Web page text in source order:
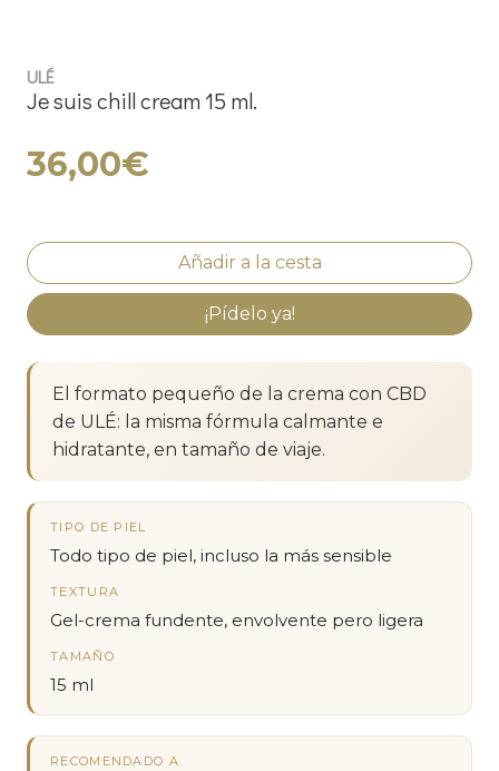
ULÉ
Je suis chill cream 15 ml.
36,00€
¡Pídelo ya!
El formato pequeño de la crema con CBD
de ULÉ: la misma fórmula calmante e
hidratante, en tamaño de viaje.
TIPO DE PIEL
Todo tipo de piel, incluso la más sensible
TEXTURA
Gel-crema fundente, envolvente pero ligera
TAMAÑO
15 ml
RECOMENDADO A